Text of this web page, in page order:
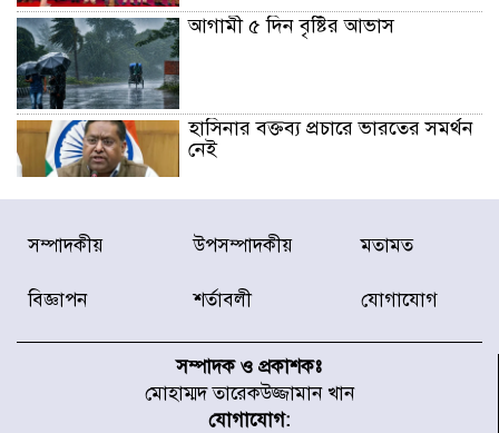
আগামী ৫ দিন বৃষ্টির আভাস
হাসিনার বক্তব্য প্রচারে ভারতের সমর্থন
নেই
জুলাই গণঅভ্যুত্থানে আহত যোদ্ধা
মিতুর খোঁজ নিলেন প্রধানমন্ত্রী
শহীদের তালিকা প্রকাশ করল JRA
সম্পাদকীয় উপসম্পাদকীয় মতামত
বিজ্ঞাপন শর্তাবলী যোগাযোগ
সম্পাদক ও প্রকাশকঃ
মোহাম্মদ তারেকউজ্জামান খান
যোগাযোগ: